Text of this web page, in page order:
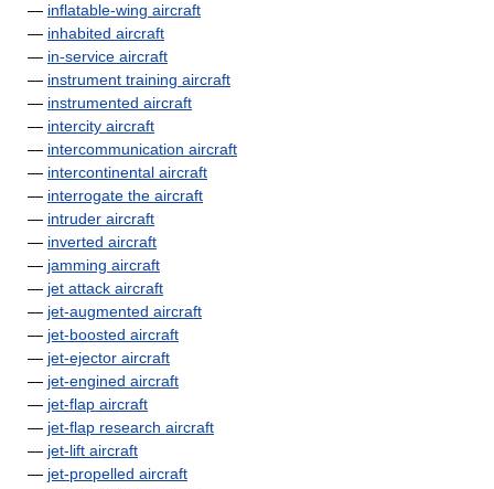
— inflatable-wing aircraft
— inhabited aircraft
— in-service aircraft
— instrument training aircraft
— instrumented aircraft
— intercity aircraft
— intercommunication aircraft
— intercontinental aircraft
— interrogate the aircraft
— intruder aircraft
— inverted aircraft
— jamming aircraft
— jet attack aircraft
— jet-augmented aircraft
— jet-boosted aircraft
— jet-ejector aircraft
— jet-engined aircraft
— jet-flap aircraft
— jet-flap research aircraft
— jet-lift aircraft
— jet-propelled aircraft